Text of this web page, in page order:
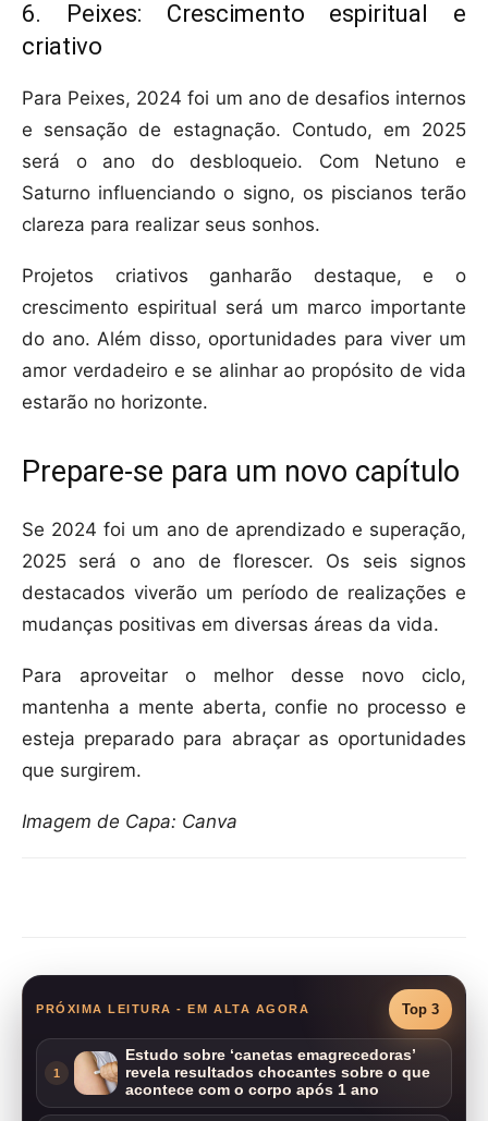
6. Peixes: Crescimento espiritual e
criativo
Para Peixes, 2024 foi um ano de desafios internos
e sensação de estagnação. Contudo, em 2025
será o ano do desbloqueio. Com Netuno e
Saturno influenciando o signo, os piscianos terão
clareza para realizar seus sonhos.
Projetos criativos ganharão destaque, e o
crescimento espiritual será um marco importante
do ano. Além disso, oportunidades para viver um
amor verdadeiro e se alinhar ao propósito de vida
estarão no horizonte.
Prepare-se para um novo capítulo
Se 2024 foi um ano de aprendizado e superação,
2025 será o ano de florescer. Os seis signos
destacados viverão um período de realizações e
mudanças positivas em diversas áreas da vida.
Para aproveitar o melhor desse novo ciclo,
mantenha a mente aberta, confie no processo e
esteja preparado para abraçar as oportunidades
que surgirem.
Imagem de Capa: Canva
PRÓXIMA LEITURA - EM ALTA AGORA Top 3
1
Estudo sobre ‘canetas emagrecedoras’
revela resultados chocantes sobre o que
acontece com o corpo após 1 ano